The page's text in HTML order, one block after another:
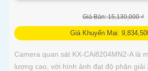
Giá Bán: 15,130,000 ₫
Giá Khuyến Mại:
Camera quan sát KX-CAi8204MN2-A là
lượng cao, với hình ảnh đạt độ phân giải